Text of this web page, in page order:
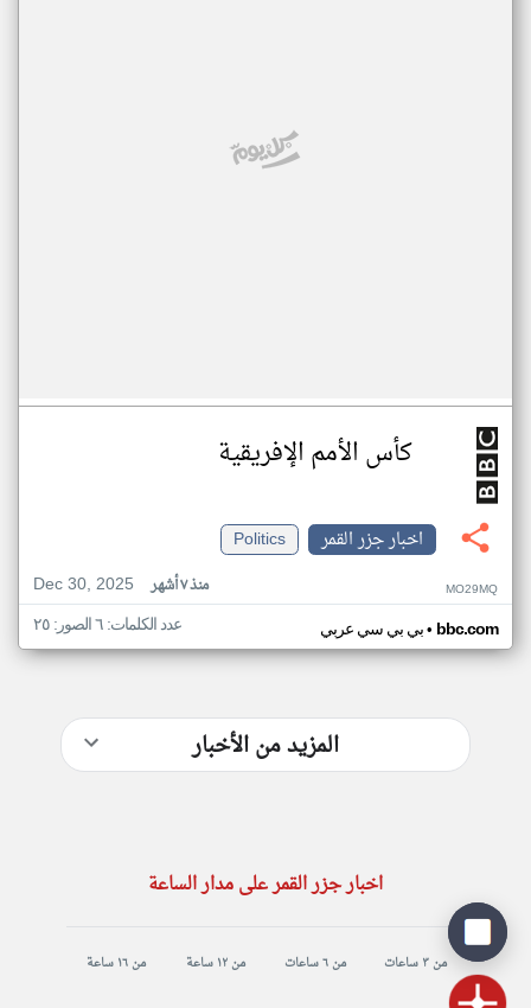
كأس الأمم الإفريقية
اخبار جزر القمر
Politics
Dec 30, 2025
منذ ٧ أشهر MO29MQ
بي بي سي عربي• bbc.com عدد الكلمات: ٦ الصور: ٢٥
المزيد من الأخبار
اخبار جزر القمر على مدار الساعة
من ٣ ساعات من ٦ ساعات من ١٢ ساعة من ١٦ ساعة